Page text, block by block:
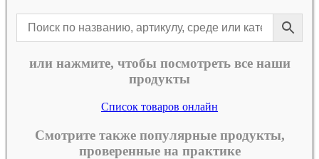
или нажмите, чтобы посмотреть все наши
продукты
Список товаров онлайн
Смотрите также популярные продукты,
проверенные на практике